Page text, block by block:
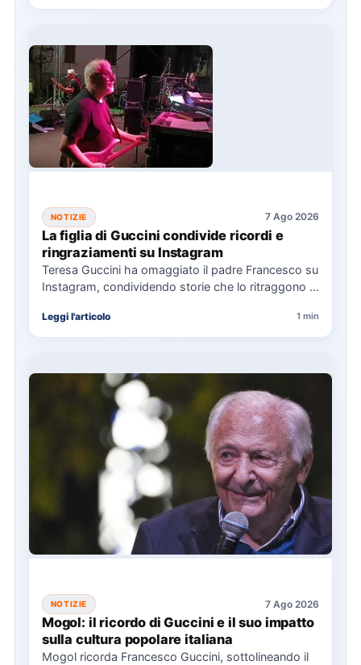
NOTIZIE 7 Ago 2026
La figlia di Guccini condivide ricordi e
ringraziamenti su Instagram
Teresa Guccini ha omaggiato il padre Francesco su
Instagram, condividendo storie che lo ritraggono in
Leggi l'articolo 1 min
NOTIZIE 7 Ago 2026
Mogol: il ricordo di Guccini e il suo impatto
sulla cultura popolare italiana
Mogol ricorda Francesco Guccini, sottolineando il